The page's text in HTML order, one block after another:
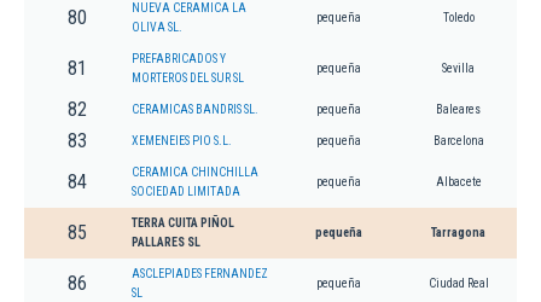
80
NUEVA CERAMICA LA
OLIVA SL.
pequeña Toledo
81
PREFABRICADOS Y
MORTEROS DEL SUR SL
pequeña Sevilla
82 CERAMICAS BANDRIS SL. pequeña Baleares
83 XEMENEIES PIO S.L. pequeña Barcelona
84
CERAMICA CHINCHILLA
SOCIEDAD LIMITADA
pequeña Albacete
85
TERRA CUITA PIÑOL
PALLARES SL
pequeña Tarragona
86
ASCLEPIADES FERNANDEZ
SL
pequeña Ciudad Real